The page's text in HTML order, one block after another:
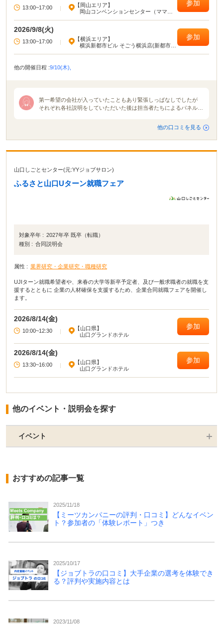
13:00~17:00 |
【岡山エリア】
岡山コンベンションセンター（ママカ
参加
2026/9/8(火)
13:00~17:00 |
【横浜エリア】
横浜新都市ビル そごう横浜店(新都市ホ
参加
他の開催日程 :9/10(木),
第一希望の会社が入っていたこともあり緊張しっぱなしでしたが
それぞれ各社説明をしていただいた後は担当者たちによるパネルデ
通の説明会でしたらもっとたっぷり時間をかけて説明をしてくれる
のですが、今回は会社の魅力などを伝えてもらものなので参加した
私たちは「え？もう終わり？」と思いました。ですがパネルディス
が解禁される月初に行う合同説明会が1番活気で溢れていたと思い
ます。規模も大きかったですまた名前が知られている大手企業の説
明会ブースには就活生が集中しがちだと思いました。
他の口コミを見る
山口しごとセンター(元:YYジョブサロン)
ふるさと山口Uターン就職フェア
対象卒年 : 2027年卒 既卒（転職）
種別 : 合同説明会
属性 : 業界研究・企業研究・職種研究
UJIターン就職希望者や、来春の大学等新卒予定者、及び一般求職者の就職を支
援するとともに 企業の人材確保を支援するため、企業合同就職フェアを開催し
ます。
2026/8/14(金)
10:00~12:30 |
【山口県】
山口グランドホテル
参加
2026/8/14(金)
13:30~16:00 |
【山口県】
山口グランドホテル
参加
他のイベント・説明会を探す
イベント
おすすめの記事一覧
2025/11/18
【ミーツカンパニーの評判・口コミ】どんなイベン
ト？参加者の「体験レポート」つき
2025/10/17
【ジョブトラの口コミ】大手企業の選考を体験でき
る？評判や実施内容とは
2023/11/08